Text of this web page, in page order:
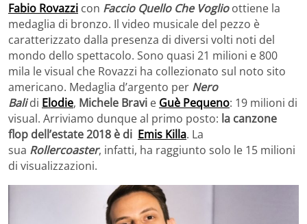
Fabio Rovazzi con Faccio Quello Che Voglioottiene la
medaglia di bronzo. Il video musicale del pezzo è
caratterizzato dalla presenza di diversi volti noti del
mondo dello spettacolo. Sono quasi 21 milioni e 800
mila le visual che Rovazzi ha collezionato sul noto sito
americano. Medaglia d’argento per Nero
Balidi Elodie, Michele Bravi e Guè Pequeno: 19 milioni di
visual. Arriviamo dunque al primo posto: la canzone
flop dell’estate 2018 è di Emis Killa. La
sua Rollercoaster, infatti, ha raggiunto solo le 15 milioni
di visualizzazioni.